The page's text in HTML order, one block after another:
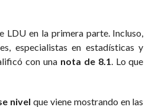
LDU en la primera parte. Incluso,
especialistas en estadísticas y
con una nota de 8.1. Lo que
nivel que viene mostrando en las